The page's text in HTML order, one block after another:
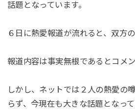
話題となっています。
６日に熱愛報道が流れると、双方
報道内容は事実無根であるとコメン
しかし、ネットでは２人の熱愛の
らず、今現在も大きな話題となって